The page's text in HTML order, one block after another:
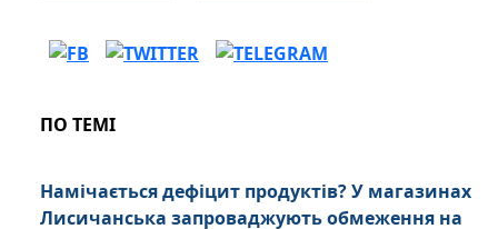
ПО ТЕМІ
Намічається дефіцит продуктів? У магазинах
Лисичанська запроваджують обмеження на